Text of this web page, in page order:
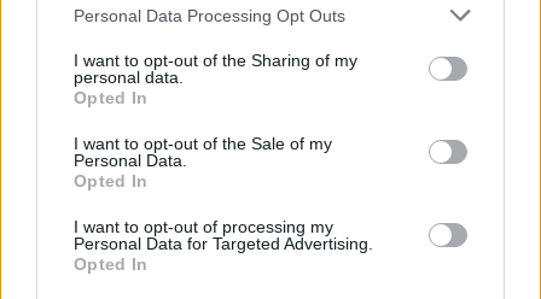
Personal Data Processing Opt Outs
I want to opt-out of the Sharing of my
personal data.
Opted In
I want to opt-out of the Sale of my
Personal Data.
Opted In
I want to opt-out of processing my
Personal Data for Targeted Advertising.
Opted In